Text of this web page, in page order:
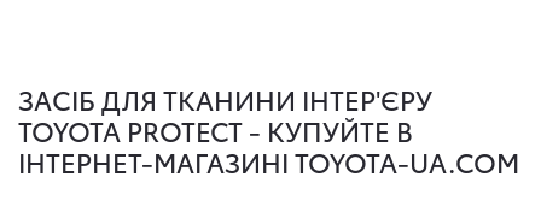
ЗАСІБ ДЛЯ ТКАНИНИ ІНТЕР'ЄРУ
TOYOTA PROTECT - КУПУЙТЕ В
ІНТЕРНЕТ-МАГАЗИНІ TOYOTA-UA.COM